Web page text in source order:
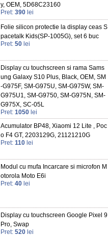
y, OEM, 5D68C23160
Pret: 390 lei
Folie silicon protectie la display ceas S
pacetalk Kids(SP-1005G), set 6 buc
Pret: 50 lei
Display cu touchscreen si rama Sams
ung Galaxy S10 Plus, Black, OEM, SM
-G975F, SM-G975U, SM-G975W, SM-
G975U1, SM-G9750, SM-G975N, SM-
G975X, SC-05L
Pret: 1050 lei
Acumulator BP48, Xiaomi 12 Lite , Poc
o F4 GT, 2203129G, 21121210G
Pret: 110 lei
Modul cu mufa Incarcare si microfon M
otorola Moto E6i
Pret: 40 lei
Display cu touchscreen Google Pixel 9
Pro, Swap
Pret: 520 lei